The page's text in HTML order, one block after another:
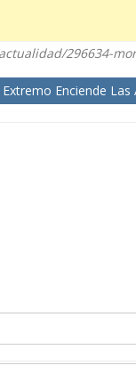
296634-
Enciende Las